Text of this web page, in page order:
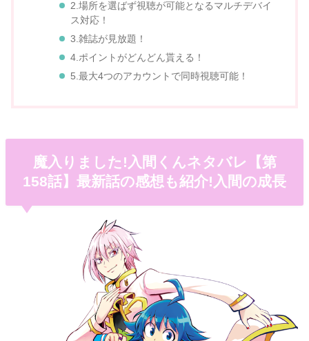
2.場所を選ばず視聴が可能となるマルチデバイ
ス対応！
3.雑誌が見放題！
4.ポイントがどんどん貰える！
5.最大4つのアカウントで同時視聴可能！
魔入りました!入間くんネタバレ【第
158話】最新話の感想も紹介!入間の成長